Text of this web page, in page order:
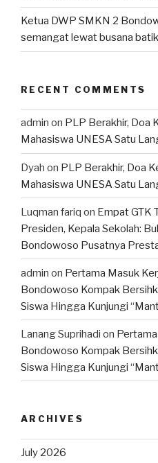
Ketua DWP SMKN 2
semangat lewat busana batik
RECENT COMMENTS
admin on PLP Berakhir, Doa
Mahasiswa UNESA Satu
Dyah on PLP Berakhir, Doa
Mahasiswa UNESA Satu
Luqman fariq on Empat GTK
Presiden, Kepala Sekolah:
Bondowoso Pusatnya
admin on Pertama Masuk
Bondowoso Kompak
Siswa Hingga Kunjungi
Lanang Suprihadi on
Bondowoso Kompak
Siswa Hingga Kunjungi
ARCHIVES
July 2026